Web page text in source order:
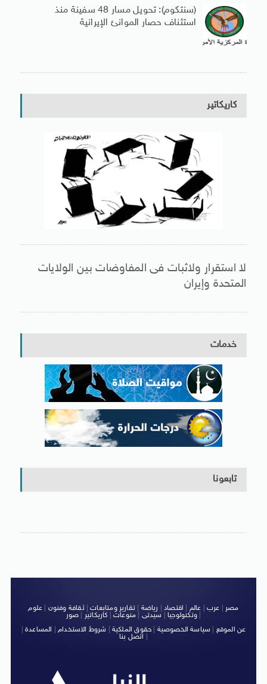
(سنتكوم): تحويل مسار 48 سفينة منذ
استئناف حصار الموانئ الإيرانية
كاريكاتير
لا استقرار ولاثبات فى المفاوضات بين الولايات
المتحدة وإيران
خدمات
تابعونا
مصر عرب عالم اقتصاد رياضة |تقارير ومتابعات|ثقافة وفنون
علوم
وتكنولوجيا| سيدتى منوعات كاريكاتير صور
|
عن الموقع
سياسة الخصوصية حقوق الملكية شروط الاستخدام| المساعدة|
اتصل بنا